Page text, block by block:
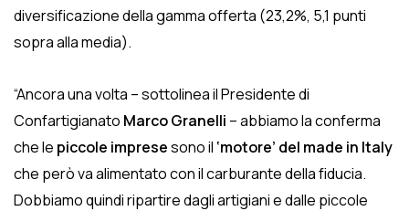
diversificazione della gamma offerta (23,2%, 5,1 punti
sopra alla media).
“Ancora una volta – sottolinea il Presidente di
Confartigianato Marco Granelli – abbiamo la conferma
che le piccole impresesono il ‘motore’ del made in Italy
che però va alimentato con il carburante della fiducia.
Dobbiamo quindi ripartire dagli artigiani e dalle piccole